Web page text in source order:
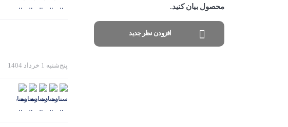
محصول بیان کنید.
افزودن نظر جدید
پنج‌شنبه 1 خرداد 1404